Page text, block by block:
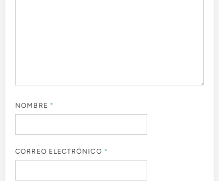
NOMBRE *
CORREO ELECTRÓNICO *